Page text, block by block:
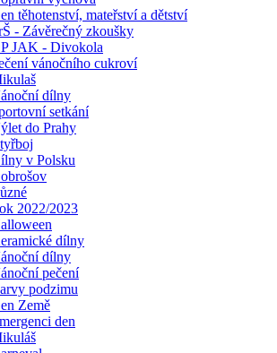
těhotenství, mateřství a dětství
- Závěrečný zkoušky
JAK - Divokola
vánočního cukroví
dílny
setkání
do Prahy
v Polsku
2022/2023
dílny
dílny
pečení
podzimu
Země
den